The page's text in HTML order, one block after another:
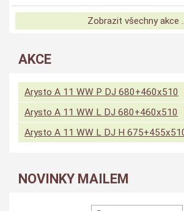
Zobrazit všechny akce
AKCE
Arysto A 11 WW P DJ 680+460x510
Arysto A 11 WW L DJ 680+460x510
Arysto A 11 WW L DJ H
NOVINKY MAILEM